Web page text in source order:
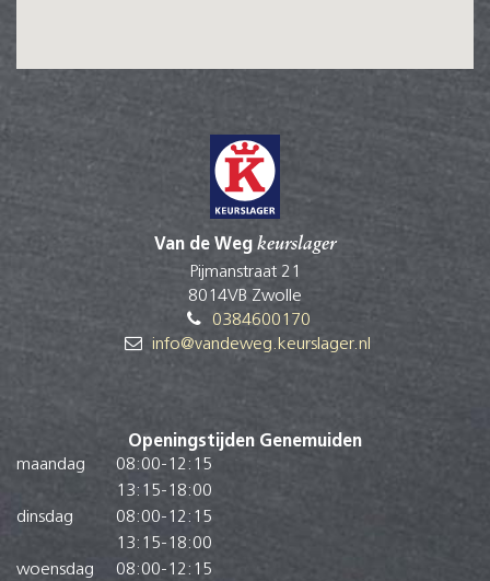
Van de Weg keurslager
Pijmanstraat 21
8014VB Zwolle
0384600170
info@vandeweg.keurslager.nl
Openingstijden Genemuiden
maandag
08:00-12:15
13:15-18:00
dinsdag
08:00-12:15
13:15-18:00
woensdag
08:00-12:15